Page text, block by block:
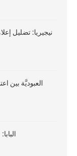
نيجيريا: تضليل
العبوديَّة بين